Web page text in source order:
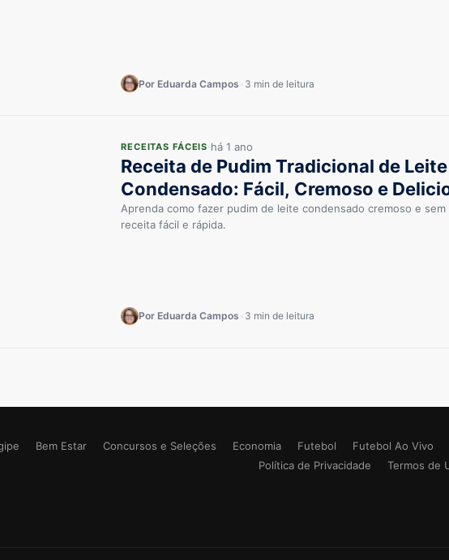
Por Eduarda Campos 3 min de leitura
RECEITAS FÁCEIS há 1 ano
Receita de Pudim Tradicional de Leite
Condensado: Fácil, Cremoso e
Aprenda como fazer pudim de leite condensado cremoso e
receita fácil e rápida.
Por Eduarda Campos 3 min de leitura
Bem Estar Concursos e Seleções Economia Futebol Futebol Ao Vivo
Política de Privacidade
Termos de